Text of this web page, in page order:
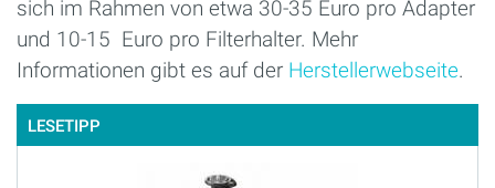
sich im Rahmen von etwa 30-35 Euro pro Adapter
und 10-15 Euro pro Filterhalter. Mehr
Informationen gibt es auf der Herstellerwebseite.
LESETIPP